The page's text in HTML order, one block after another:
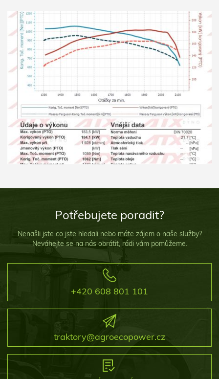
Potřebujete poradit?
Nenašli jste co jste hledali nebo máte zájem o naše služby?
Neváhejte se na nás obrátit, rádi vám pomůžeme.
+420 608 801 101
traktory@agroecopower.cz